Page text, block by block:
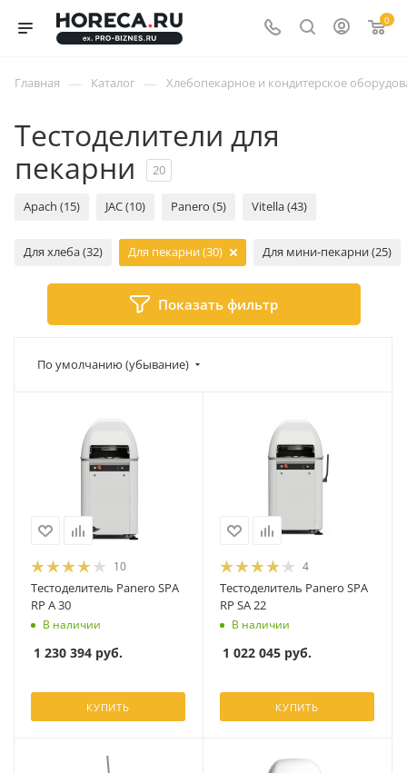
0
Главная — Каталог — Хлебопекарное и кондитерское
Тестоделители для
пекарни
20
Apach (15) JAC (10) Panero (5) Vitella (43)
Для хлеба (32) Для пекарни (30) Для мини-пекарни (25)
Показать фильтр
По умолчанию (убывание)
10
Тестоделитель Panero SPA
RP A 30
В наличии
1 230 394 руб.
КУПИТЬ
4
Тестоделитель Panero SPA
RP SA 22
В наличии
1 022 045 руб.
КУПИТЬ